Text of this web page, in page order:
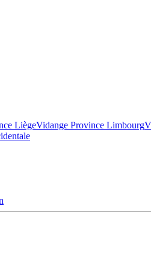
LiègeVidange Province Limbourg